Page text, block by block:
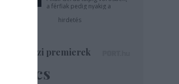
a férfiak pedig nyakig a
hirdetés
Színházi premierek
Nincs